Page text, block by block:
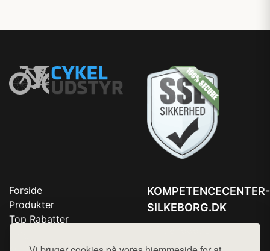
Forside
Produkter
Top Rabatter
Kontakt
KOMPETENCECENTER-
SILKEBORG.DK